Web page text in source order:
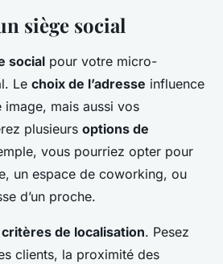
siège social
social pour votre micro-
Le choix de l’adresse influence
image, mais aussi vos
plusieurs options de
vous pourriez opter pour
un espace de coworking, ou
d’un proche.
critères de localisation. Pesez
clients, la proximité des